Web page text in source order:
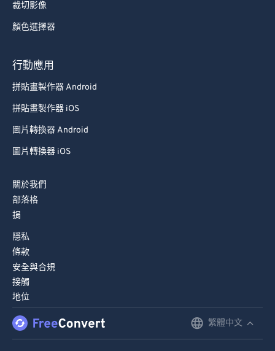
裁切影像
顏色選擇器
行動應用
拼貼畫製作器 Android
拼貼畫製作器 iOS
圖片轉換器 Android
圖片轉換器 iOS
關於我們
部落格
捐
隱私
條款
安全與合規
接觸
地位
繁體中文